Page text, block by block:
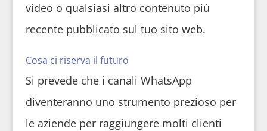
video o qualsiasi altro contenuto più
recente pubblicato sul tuo sito web.
Cosa ci riserva il futuro
Si prevede che i canali WhatsApp
diventeranno uno strumento prezioso per
le aziende per raggiungere molti clienti